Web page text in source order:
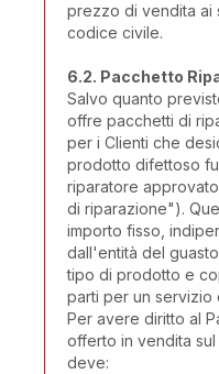
prezzo di vendita ai
codice civile.
6.2. Pacchetto
Salvo quanto
offre pacchetti di
per i Clienti che
prodotto difettoso
riparatore
di riparazione").
importo fisso,
dall'entità del
tipo di prodotto e
parti per un servizio
Per avere diritto al
offerto in vendita
deve: